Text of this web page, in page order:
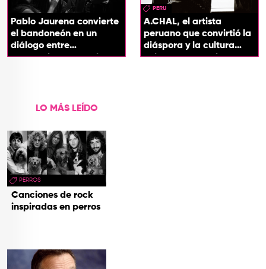
Pablo Jaurena convierte
el bandoneón en un
diálogo entre
generaciones con el
PERU
A.CHAL, el artista
peruano que convirtió la
diáspora y la cultura
chicha en su sonido
LO MÁS LEÍDO
PERROS
Canciones de rock
inspiradas en perros